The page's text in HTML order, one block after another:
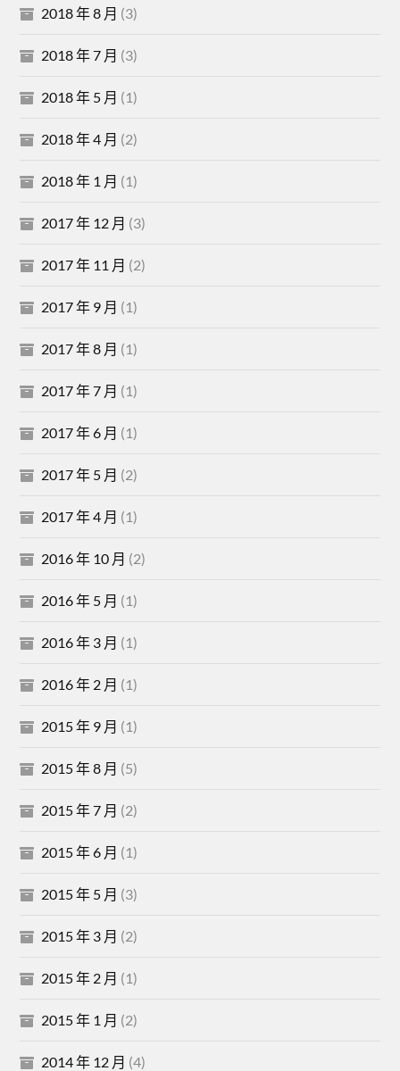
2018 年 8 月 (3)
2018 年 7 月 (3)
2018 年 5 月 (1)
2018 年 4 月 (2)
2018 年 1 月 (1)
2017 年 12 月 (3)
2017 年 11 月 (2)
2017 年 9 月 (1)
2017 年 8 月 (1)
2017 年 7 月 (1)
2017 年 6 月 (1)
2017 年 5 月 (2)
2017 年 4 月 (1)
2016 年 10 月 (2)
2016 年 5 月 (1)
2016 年 3 月 (1)
2016 年 2 月 (1)
2015 年 9 月 (1)
2015 年 8 月 (5)
2015 年 7 月 (2)
2015 年 6 月 (1)
2015 年 5 月 (3)
2015 年 3 月 (2)
2015 年 2 月 (1)
2015 年 1 月 (2)
2014 年 12 月 (4)